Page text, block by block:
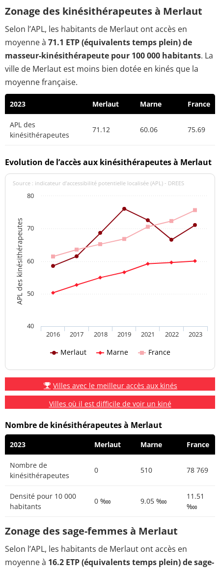
Zonage des kinésithérapeutes à Merlaut
Selon l’APL, les habitants de Merlaut ont accès en
moyenne à 71.1 ETP (équivalents temps plein) de
masseur-kinésithérapeute pour 100 000 habitants. La
ville de Merlaut est moins bien dotée en kinés que la
moyenne française.
2023 Merlaut Marne France
APL des
kinésithérapeutes
71.12 60.06 75.69
Evolution de l’accès aux kinésithérapeutes à Merlaut
APL des kinésithérapeutes
Source : indicateur d’accessibilité potentielle localisée (APL) - DREES
Merlaut Marne France
2016 2017 2018 2019 2021 2022 2023
40
50
60
70
80
Villes avec le meilleur accès aux kinés
Villes où il est difficile de voir un kiné
Nombre de kinésithérapeutes à Merlaut
2023 Merlaut Marne France
Nombre de
kinésithérapeutes
0 510 78 769
Densité pour 10 000
habitants
0 ‱ 9.05 ‱
11.51
‱
Zonage des sage-femmes à Merlaut
Selon l’APL, les habitants de Merlaut ont accès en
moyenne à 16.2 ETP (équivalents temps plein) de sage-